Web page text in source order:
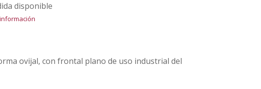
disponible
ovijal, con frontal plano de uso industrial del